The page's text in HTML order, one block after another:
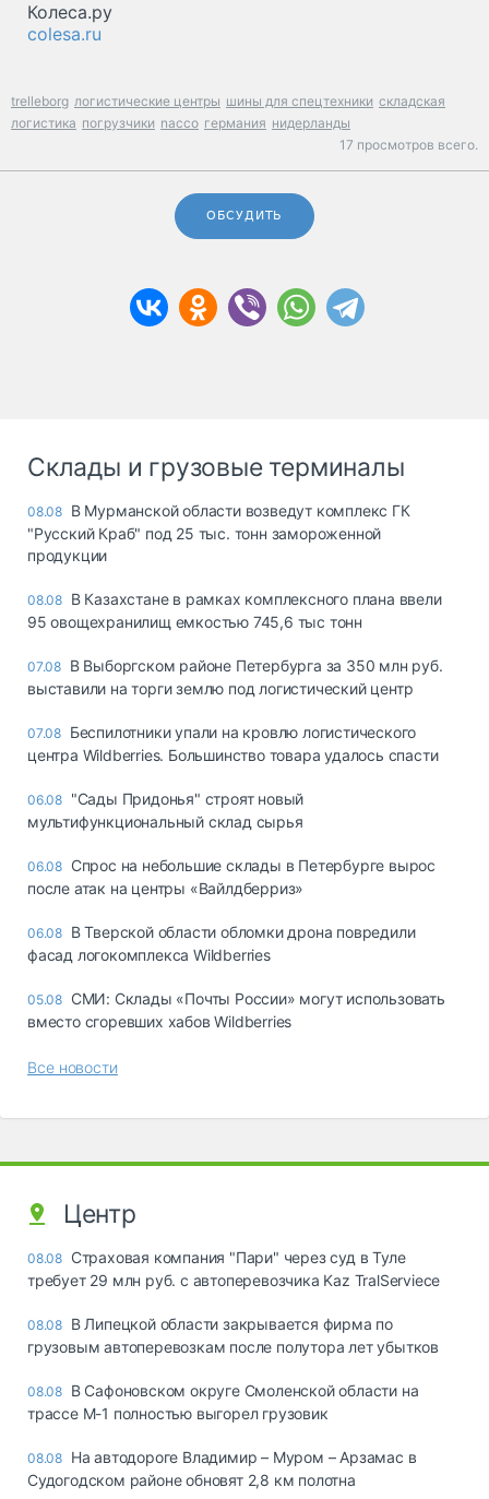
Колеса.ру
colesa.ru
trelleborg логистические центры шины для спецтехники складская
логистика погрузчики nacco германия нидерланды
17 просмотров всего.
ОБСУДИТЬ
Склады и грузовые терминалы
08.08 В Мурманской области возведут комплекс ГК
"Русский Краб" под 25 тыс. тонн замороженной
продукции
08.08 В Казахстане в рамках комплексного плана ввели
95 овощехранилищ емкостью 745,6 тыс тонн
07.08 В Выборгском районе Петербурга за 350 млн руб.
выставили на торги землю под логистический центр
07.08 Беспилотники упали на кровлю логистического
центра Wildberries. Большинство товара удалось спасти
06.08 "Сады Придонья" строят новый
мультифункциональный склад сырья
06.08 Спрос на небольшие склады в Петербурге вырос
после атак на центры «Вайлдберриз»
06.08 В Тверской области обломки дрона повредили
фасад логокомплекса Wildberries
05.08 СМИ: Склады «Почты России» могут использовать
вместо сгоревших хабов Wildberries
Все новости
Центр
08.08 Страховая компания "Пари" через суд в Туле
требует 29 млн руб. с автоперевозчика Kaz TralServiece
08.08 В Липецкой области закрывается фирма по
грузовым автоперевозкам после полутора лет убытков
08.08 В Сафоновском округе Смоленской области на
трассе М-1 полностью выгорел грузовик
08.08 На автодороге Владимир – Муром – Арзамас в
Судогодском районе обновят 2,8 км полотна